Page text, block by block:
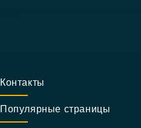
Контакты
Популярные страницы